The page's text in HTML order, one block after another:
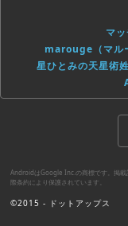
マ
marouge（マル
星ひとみの天星術
AndroidはGoogle Inc.の商標です。掲載
際条約により保護されています。
©2015 - ドットアップス